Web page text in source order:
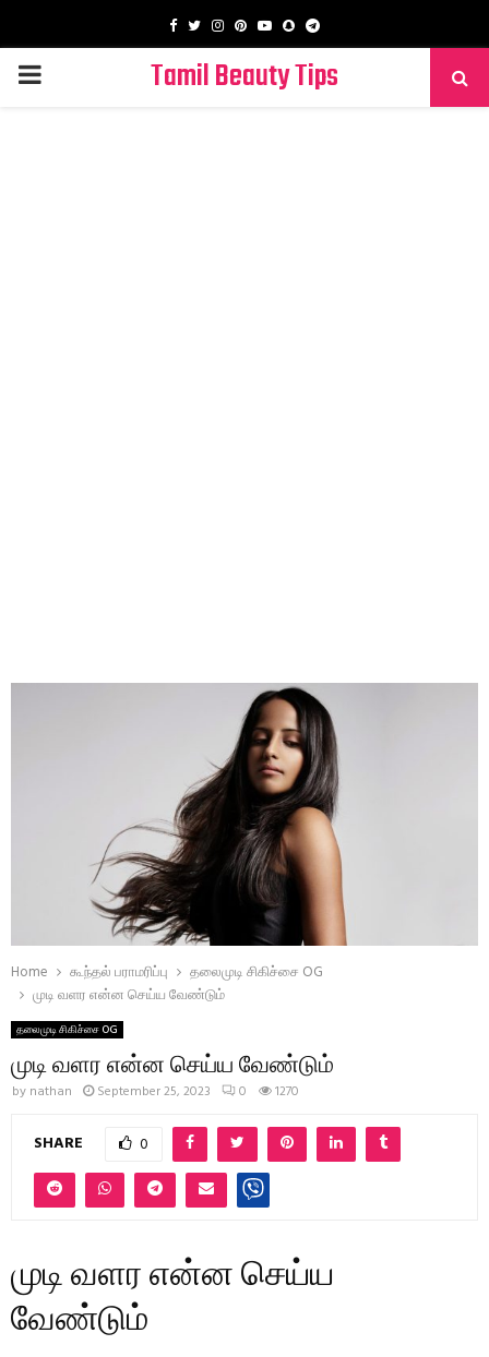
Facebook
TwitterInstagram
PinterestYoutube
SnapchatTelegram
PRIMARY
Tamil Beauty Tips
Home கூந்தல் பராமரிப்பு
தலைமுடி சிகிச்சை OG
முடி வளர என்ன செய்ய வேண்டும்
தலைமுடி சிகிச்சை OG
முடி வளர என்ன செய்ய வேண்டும்
by nathan September 25, 2023 0 1270
SHARE 0
முடி வளர என்ன செய்ய
வேண்டும்